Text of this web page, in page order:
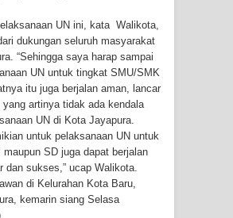
Region 18 Jayapura Salurkan
Bantuan CSR untuk RS Bhayangkara
Papua pada Peringatan Hari
ke-80
Turns Remote Papua
into National Food Belt with
UN ini, kata Walikota,
dukungan seluruh masyarakat
“Sehingga saya harap sampai
UN untuk tingkat SMU/SMK
itu juga berjalan aman, lancar
artinya tidak ada kendala
UN di Kota Jayapura.
untuk pelaksanaan UN untuk
SD juga dapat berjalan
dan sukses,” ucap Walikota.
di Kelurahan Kota Baru,
kemarin siang Selasa